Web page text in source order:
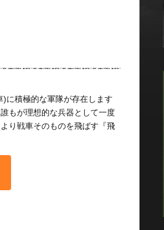
に積極的な軍隊が存在します
もが理想的な兵器として一度
り戦車そのものを飛ばす『飛